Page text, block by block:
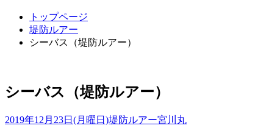
トップページ
堤防ルアー
シーバス（堤防ルアー）
シーバス（堤防ルアー）
2019年12月23日(月曜日)堤防ルアー宮川丸